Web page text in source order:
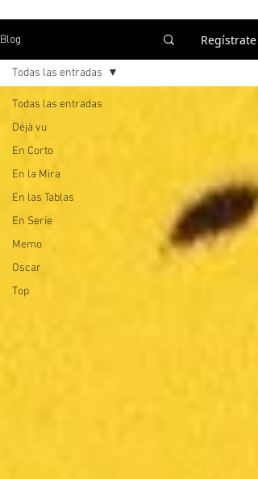
Blog Regístrate
Todas las entradas
Déjà vu
En Corto
En la Mira
En las Tablas
En Serie
Memo
Oscar
Top
Todas las entradas